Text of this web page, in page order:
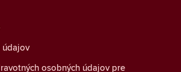
údajov
osobných údajov pre